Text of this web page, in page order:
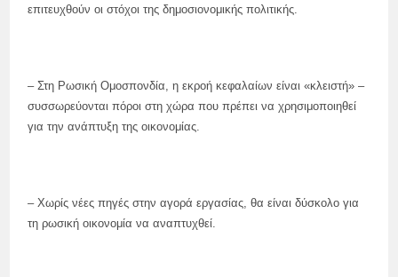
επιτευχθούν οι στόχοι της δημοσιονομικής πολιτικής.
– Στη Ρωσική Ομοσπονδία, η εκροή κεφαλαίων είναι «κλειστή» –
συσσωρεύονται πόροι στη χώρα που πρέπει να χρησιμοποιηθεί
για την ανάπτυξη της οικονομίας.
– Χωρίς νέες πηγές στην αγορά εργασίας, θα είναι δύσκολο για
τη ρωσική οικονομία να αναπτυχθεί.